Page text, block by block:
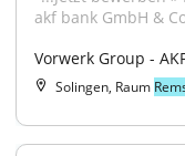
akf bank GmbH &
Vorwerk Group -
Solingen, Raum